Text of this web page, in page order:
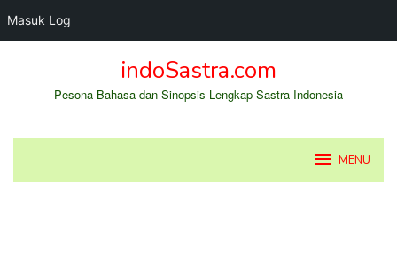
Masuk Log
indoSastra.com
Pesona Bahasa dan Sinopsis Lengkap Sastra Indonesia
MENU